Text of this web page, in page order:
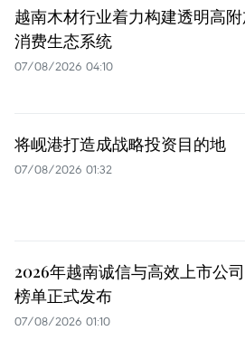
越南木材行业着力构建透明高
消费生态系统
07/08/2026 04:10
将岘港打造成战略投资目的地
07/08/2026 01:32
2026年越南诚信与高效上市公
榜单正式发布
07/08/2026 01:10